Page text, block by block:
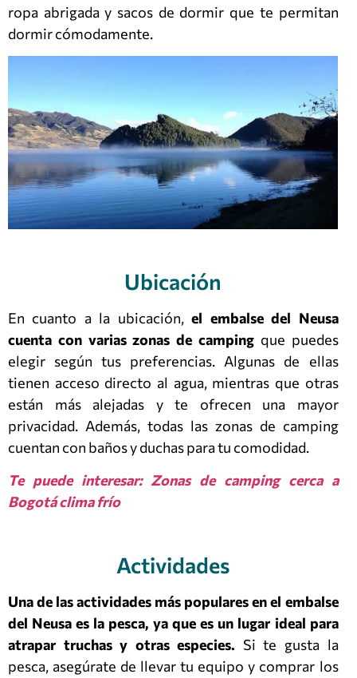
ropa abrigada y sacos de dormir que te permitan
dormir cómodamente.
Ubicación
En cuanto a la ubicación, el embalse del Neusa
cuenta con varias zonas de camping que puedes
elegir según tus preferencias. Algunas de ellas
tienen acceso directo al agua, mientras que otras
están más alejadas y te ofrecen una mayor
privacidad. Además, todas las zonas de camping
cuentan con baños y duchas para tu comodidad.
Te puede interesar: Zonas de camping cerca a
Bogotá clima frío
Actividades
Una de las actividades más populares en el embalse
del Neusa es la pesca, ya que es un lugar ideal para
atrapar truchas y otras especies. Si te gusta la
pesca, asegúrate de llevar tu equipo y comprar los